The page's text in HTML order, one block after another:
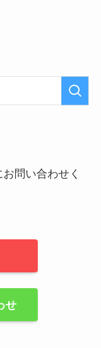
問い合わせく
せ